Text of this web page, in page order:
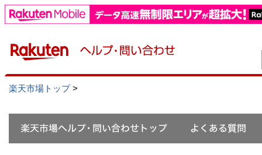
楽天市場トップ>